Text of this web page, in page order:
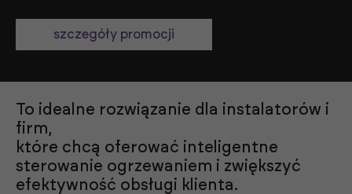
szczegóły promocji
To idealne rozwiązanie dla instalatorów i
firm,
które chcą oferować inteligentne
sterowanie ogrzewaniem i zwiększyć
efektywność obsługi klienta.